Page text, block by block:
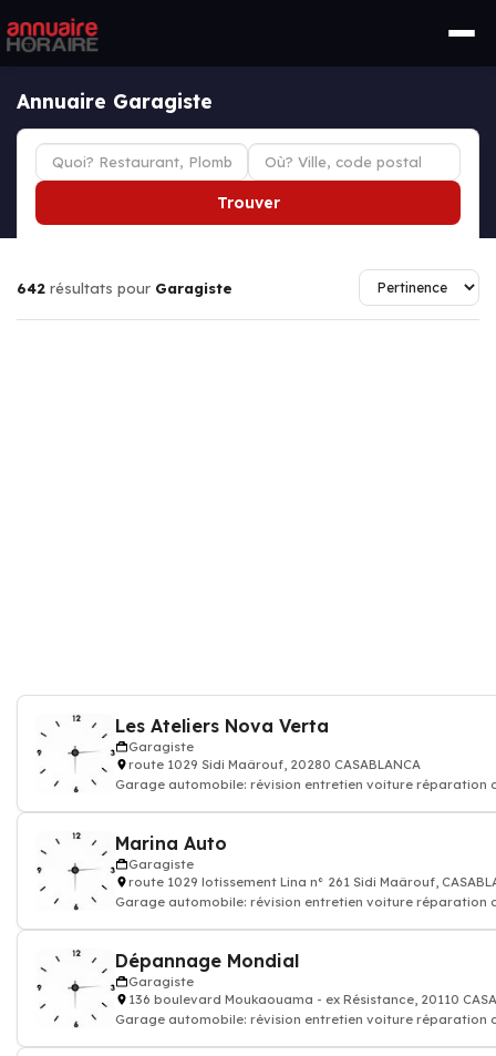
Annuaire Garagiste
Trouver
642 résultats pour Garagiste
Les Ateliers Nova Verta
Garagiste
route 1029 Sidi Maârouf, 20280 CASABLANCA
Garage automobile: révision entretien voiture réparation
Marina Auto
Garagiste
route 1029 lotissement Lina n° 261 Sidi Maârouf,
Garage automobile: révision entretien voiture réparation
Dépannage Mondial
Garagiste
136 boulevard Moukaouama - ex Résistance, 20110
Garage automobile: révision entretien voiture réparation